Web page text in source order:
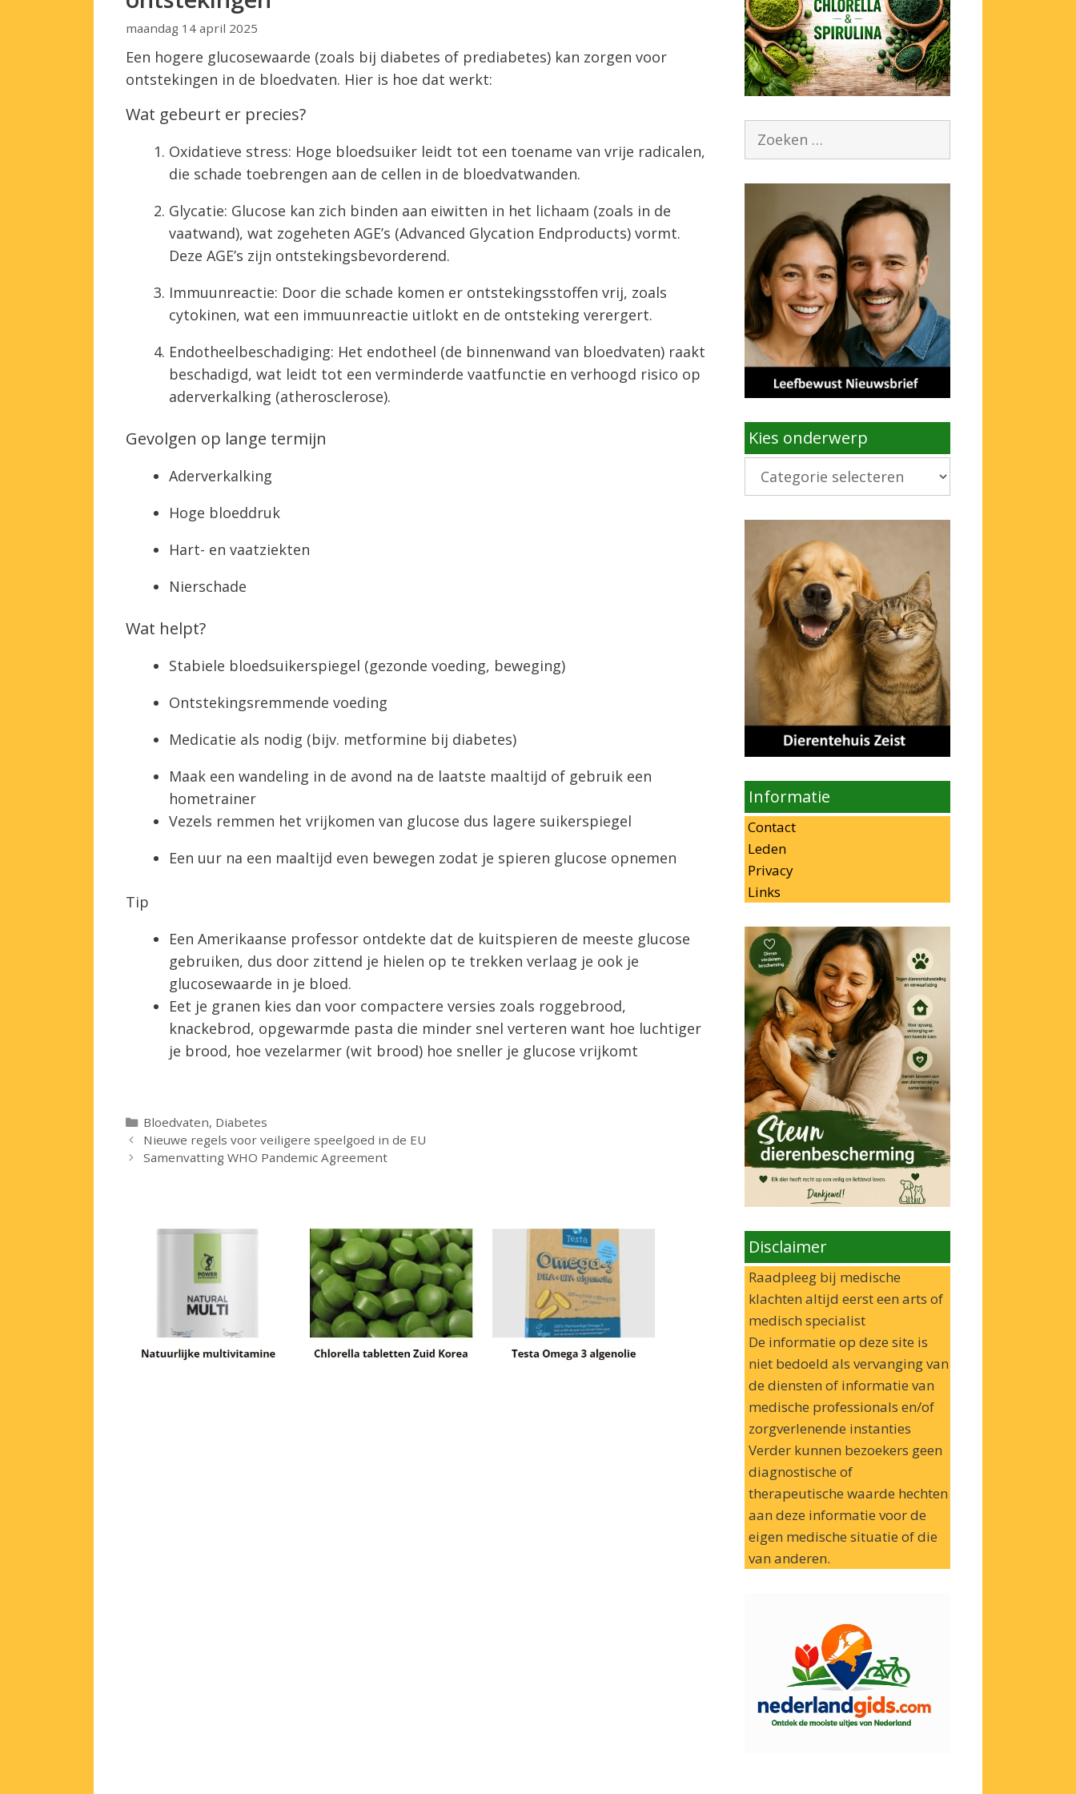
maandag 14 april 2025
Een hogere glucosewaarde (zoals bij diabetes of prediabetes) kan zorgen voor
ontstekingen in de bloedvaten. Hier is hoe dat werkt:
Wat gebeurt er precies?
Oxidatieve stress: Hoge bloedsuiker leidt tot een toename van vrije radicalen,
die schade toebrengen aan de cellen in de bloedvatwanden.
Glycatie: Glucose kan zich binden aan eiwitten in het lichaam (zoals in de
vaatwand), wat zogeheten AGE’s (Advanced Glycation Endproducts) vormt.
Deze AGE’s zijn ontstekingsbevorderend.
Immuunreactie: Door die schade komen er ontstekingsstoffen vrij, zoals
cytokinen, wat een immuunreactie uitlokt en de ontsteking verergert.
Endotheelbeschadiging: Het endotheel (de binnenwand van bloedvaten) raakt
beschadigd, wat leidt tot een verminderde vaatfunctie en verhoogd risico op
aderverkalking (atherosclerose).
Gevolgen op lange termijn
Aderverkalking
Hoge bloeddruk
Hart- en vaatziekten
Nierschade
Wat helpt?
Stabiele bloedsuikerspiegel (gezonde voeding, beweging)
Ontstekingsremmende voeding
Medicatie als nodig (bijv. metformine bij diabetes)
Maak een wandeling in de avond na de laatste maaltijd of gebruik een
hometrainer
Vezels remmen het vrijkomen van glucose dus lagere suikerspiegel
Een uur na een maaltijd even bewegen zodat je spieren glucose opnemen
Tip
Een Amerikaanse professor ontdekte dat de kuitspieren de meeste glucose
gebruiken, dus door zittend je hielen op te trekken verlaag je ook je
glucosewaarde in je bloed.
Eet je granen kies dan voor compactere versies zoals roggebrood,
knackebrod, opgewarmde pasta die minder snel verteren want hoe luchtiger
je brood, hoe vezelarmer (wit brood) hoe sneller je glucose vrijkomt
Categorieën
Bloedvaten, Diabetes
Nieuwe regels voor veiligere speelgoed in de EU
Samenvatting WHO Pandemic Agreement
Zoek
Kies onderwerp
Kies
onderwerp
Informatie
Contact
Leden
Privacy
Links
Disclaimer
Raadpleeg bij medische
klachten altijd eerst een arts of
medisch specialist
De informatie op deze site is
niet bedoeld als vervanging van
de diensten of informatie van
medische professionals en/of
zorgverlenende instanties
Verder kunnen bezoekers geen
diagnostische of
therapeutische waarde hechten
aan deze informatie voor de
eigen medische situatie of die
van anderen.